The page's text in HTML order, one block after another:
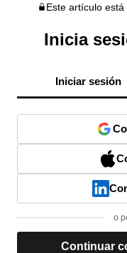
Este artículo
Inicia
Iniciar sesión
o
Continuar